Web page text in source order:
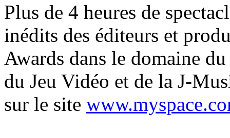
Plus de 4 heures de
inédits des éditeurs et
Awards dans le domaine
du Jeu Vidéo et de la J-
sur le site